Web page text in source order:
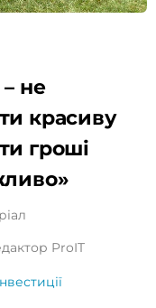
не
красиву
гроші
ProIT